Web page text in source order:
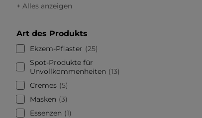
+ Alles anzeigen
Art des Produkts
Ekzem-Pflaster
25
Spot-Produkte für
Unvollkommenheiten
13
Cremes 5
Masken
3
Essenzen
1